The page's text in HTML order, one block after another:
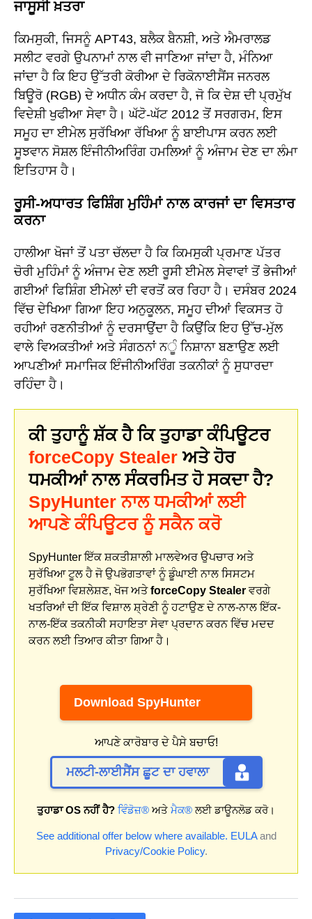
ਜਾਸੂਸੀ ਖ਼ਤਰਾ
ਕਿਮਸੁਕੀ, ਜਿਸਨੂੰ APT43, ਬਲੈਕ ਬੈਨਸ਼ੀ, ਅਤੇ ਐਮਰਾਲਡ
ਸਲੀਟ ਵਰਗੇ ਉਪਨਾਮਾਂ ਨਾਲ ਵੀ ਜਾਣਿਆ ਜਾਂਦਾ ਹੈ, ਮੰਨਿਆ
ਜਾਂਦਾ ਹੈ ਕਿ ਇਹ ਉੱਤਰੀ ਕੋਰੀਆ ਦੇ ਰਿਕੋਨਾਈਸੈਂਸ ਜਨਰਲ
ਬਿਊਰੋ (RGB) ਦੇ ਅਧੀਨ ਕੰਮ ਕਰਦਾ ਹੈ, ਜੋ ਕਿ ਦੇਸ਼ ਦੀ ਪ੍ਰਮੁੱਖ
ਵਿਦੇਸ਼ੀ ਖੁਫੀਆ ਸੇਵਾ ਹੈ। ਘੱਟੋ-ਘੱਟ 2012 ਤੋਂ ਸਰਗਰਮ, ਇਸ
ਸਮੂਹ ਦਾ ਈਮੇਲ ਸੁਰੱਖਿਆ ਰੱਖਿਆ ਨੂੰ ਬਾਈਪਾਸ ਕਰਨ ਲਈ
ਸੂਝਵਾਨ ਸੋਸ਼ਲ ਇੰਜੀਨੀਅਰਿੰਗ ਹਮਲਿਆਂ ਨੂੰ ਅੰਜਾਮ ਦੇਣ ਦਾ ਲੰਮਾ
ਇਤਿਹਾਸ ਹੈ।
ਰੂਸੀ-ਅਧਾਰਤ ਫਿਸ਼ਿੰਗ ਮੁਹਿੰਮਾਂ ਨਾਲ ਕਾਰਜਾਂ ਦਾ ਵਿਸਤਾਰ
ਕਰਨਾ
ਹਾਲੀਆ ਖੋਜਾਂ ਤੋਂ ਪਤਾ ਚੱਲਦਾ ਹੈ ਕਿ ਕਿਮਸੁਕੀ ਪ੍ਰਮਾਣ ਪੱਤਰ
ਚੋਰੀ ਮੁਹਿੰਮਾਂ ਨੂੰ ਅੰਜਾਮ ਦੇਣ ਲਈ ਰੂਸੀ ਈਮੇਲ ਸੇਵਾਵਾਂ ਤੋਂ ਭੇਜੀਆਂ
ਗਈਆਂ ਫਿਸ਼ਿੰਗ ਈਮੇਲਾਂ ਦੀ ਵਰਤੋਂ ਕਰ ਰਿਹਾ ਹੈ। ਦਸੰਬਰ 2024
ਵਿੱਚ ਦੇਖਿਆ ਗਿਆ ਇਹ ਅਨੁਕੂਲਨ, ਸਮੂਹ ਦੀਆਂ ਵਿਕਸਤ ਹੋ
ਰਹੀਆਂ ਰਣਨੀਤੀਆਂ ਨੂੰ ਦਰਸਾਉਂਦਾ ਹੈ ਕਿਉਂਕਿ ਇਹ ਉੱਚ-ਮੁੱਲ
ਵਾਲੇ ਵਿਅਕਤੀਆਂ ਅਤੇ ਸੰਗਠਨਾਂ ਨੂੰ ਨਿਸ਼ਾਨਾ ਬਣਾਉਣ ਲਈ
ਆਪਣੀਆਂ ਸਮਾਜਿਕ ਇੰਜੀਨੀਅਰਿੰਗ ਤਕਨੀਕਾਂ ਨੂੰ ਸੁਧਾਰਦਾ
ਰਹਿੰਦਾ ਹੈ।
ਕੀ ਤੁਹਾਨੂੰ ਸ਼ੱਕ ਹੈ ਕਿ ਤੁਹਾਡਾ ਕੰਪਿਊਟਰ
forceCopy Stealer ਅਤੇ ਹੋਰ
ਧਮਕੀਆਂ ਨਾਲ ਸੰਕਰਮਿਤ ਹੋ ਸਕਦਾ ਹੈ?
SpyHunter ਨਾਲ ਧਮਕੀਆਂ ਲਈ
ਆਪਣੇ ਕੰਪਿਊਟਰ ਨੂੰ ਸਕੈਨ ਕਰੋ
SpyHunter ਇੱਕ ਸ਼ਕਤੀਸ਼ਾਲੀ ਮਾਲਵੇਅਰ ਉਪਚਾਰ ਅਤੇ
ਸੁਰੱਖਿਆ ਟੂਲ ਹੈ ਜੋ ਉਪਭੋਗਤਾਵਾਂ ਨੂੰ ਡੂੰਘਾਈ ਨਾਲ ਸਿਸਟਮ
ਸੁਰੱਖਿਆ ਵਿਸ਼ਲੇਸ਼ਣ, ਖੋਜ ਅਤੇforceCopy Stealer ਵਰਗੇ
ਖਤਰਿਆਂ ਦੀ ਇੱਕ ਵਿਸ਼ਾਲ ਸ਼੍ਰੇਣੀ ਨੂੰ ਹਟਾਉਣ ਦੇ ਨਾਲ-ਨਾਲ ਇੱਕ-
ਨਾਲ-ਇੱਕ ਤਕਨੀਕੀ ਸਹਾਇਤਾ ਸੇਵਾ ਪ੍ਰਦਾਨ ਕਰਨ ਵਿੱਚ ਮਦਦ
ਕਰਨ ਲਈ ਤਿਆਰ ਕੀਤਾ ਗਿਆ ਹੈ।
Download SpyHunter
ਆਪਣੇ ਕਾਰੋਬਾਰ ਦੇ ਪੈਸੇ ਬਚਾਓ!
ਮਲਟੀ-ਲਾਈਸੈਂਸ ਛੂਟ ਦਾ ਹਵਾਲਾ
ਤੁਹਾਡਾ OS ਨਹੀਂ ਹੈ? ਵਿੰਡੋਜ਼® ਅਤੇ ਮੈਕ® ਲਈ ਡਾਊਨਲੋਡ ਕਰੋ।
See additional offer below where available. EULAand
Privacy/Cookie Policy.